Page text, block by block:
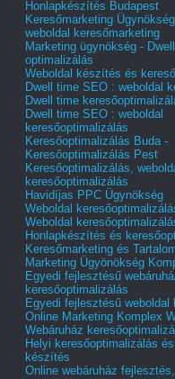
Honlapkészítés Budapest
Keresőmarketing
weboldal keresőmarketing
Marketing ügynökség -
optimalizálás
Weboldal készítés és
Dwell time SEO : weboldal
Dwell time
Dwell time SEO : weboldal
keresőoptimalizálás
Keresőoptimalizálás Buda -
Keresőoptimalizálás Pest
Keresőoptimalizálás,
keresőoptimalizálás
Havidíjas PPC Ügynökség
Weboldal
Weboldal
Honlapkészítés és
Keresőmarketing és
Marketing Ügyönökség
Egyedi fejlesztésű
keresőoptimalizálás
Egyedi fejlesztésű weboldal
Online Marketing Komplex
Webáruház
Helyi keresőoptimalizálás
készítés
Online webáruház